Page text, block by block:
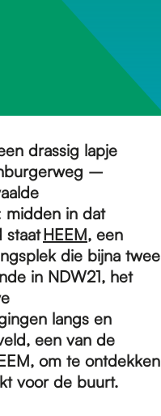
drassig lapje
–
midden in dat
staatHEEM, een
die bijna twee
in NDW21, het
langs en
een van de
om te ontdekken
voor de buurt.